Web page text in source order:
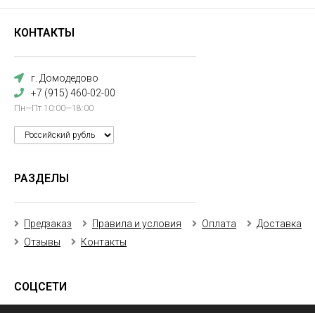
КОНТАКТЫ
г. Домодедово
+7 (915) 460-02-00
Пн—Пт 10:00—18:00
РАЗДЕЛЫ
Предзаказ Правила и условия Оплата
Доставка
Отзывы
Контакты
СОЦСЕТИ